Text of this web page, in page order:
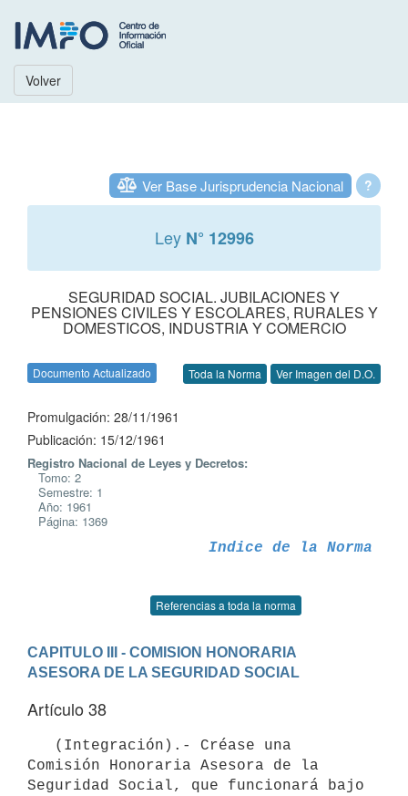
Volver
?
Ver Base Jurisprudencia Nacional
Ley N° 12996
SEGURIDAD SOCIAL. JUBILACIONES Y
PENSIONES CIVILES Y ESCOLARES, RURALES Y
DOMESTICOS, INDUSTRIA Y COMERCIO
Documento Actualizado Toda la Norma Ver Imagen del D.O.
Promulgación: 28/11/1961
Publicación: 15/12/1961
Registro Nacional de Leyes y Decretos:
Tomo: 2
Semestre: 1
Año: 1961
Página: 1369
Indice de la Norma
Referencias a toda la norma
CAPITULO III - COMISION HONORARIA
ASESORA DE LA SEGURIDAD SOCIAL
Artículo 38
Comisión Honoraria Asesora de la
Seguridad Social, que funcionará bajo